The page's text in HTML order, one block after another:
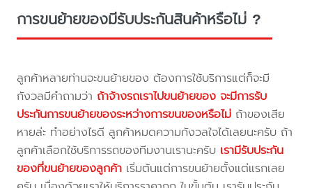
การขนย้ายของมีรับประกันสินค้าหรือไม่ ?
ลูกค้าหลายท่านจะขนย้ายของ ต้องการใช้บริการแต่ก็จะมี
กังวลมีคำถามว่า ถ้าจ้างรถเราไปขนย้ายของ จะมีการรับ
ประกันการขนย้ายของระหว่างการขนของหรือไม่ ถ้าของเสีย
หายล่ะ ทำอย่างไรดี ลูกค้าหมดความกังวลใจได้เลยนะครับ ถ้า
ลูกค้าเลือกใช้บริการรถของทีมงานเรานะครับ เรามีรับประกัน
ของที่ขนย้ายของลูกค้า เริ่มต้นแต่การขนย้ายตั้งแต่แรกเลย